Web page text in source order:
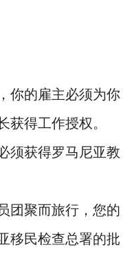
你的雇主必须为你
得工作授权。
须获得罗马尼亚教
团聚而旅行，您的
移民检查总署的批